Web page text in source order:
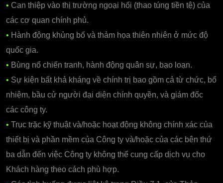
• Can thiệp vào thị trường ngoại hối (thao túng tiền tệ) của
các cơ quan chính phủ.
• Hành động khủng bố và thảm họa thiên nhiên ở mức độ
quốc gia.
• Bùng nổ chiến tranh, hành động quân sự, bạo loạn.
• Sự kiện bất khả kháng về chính trị bao gồm cả từ chức, bổ
nhiệm, bầu cử người đại diện chính quyền, và giám đốc
các công ty.
• Trục trặc kỹ thuật và/hoặc hoạt động không chính xác của
thiết bị và phần mềm của Công ty và/hoặc của các bên thứ
ba dẫn đến việc Công ty không thể cung cấp dịch vụ cho
Khách hàng theo cách phù hợp.